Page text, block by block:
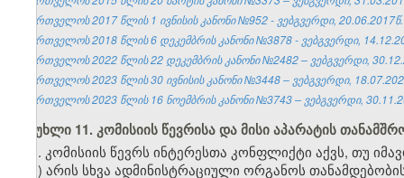
საქართველოს 2017 წლის 1 ივნისის კანონი №952 - ვებგვერდი, 20.06.2017წ.
საქართველოს 2018 წლის 6 დეკემბრის კანონი №3878 - ვებგვერდი,
საქართველოს 2022 წლის 22 დეკემბრის კანონი №2482 – ვებგვერდი,
საქართველოს 2023 წლის 30 ივნისის კანონი №3448 – ვებგვერდი,
საქართველოს 2023 წლის 16 ნოემბრის კანონი №3743 – ვებგვერდი,
მუხლი 11. კომისიის წევრისა და მისი აპარატის
1. კომისიის წევრს ინტერესთა კონფლიქტი აქვს, თუ
ა) არის სხვა ადმინისტრაციული ორგანოს